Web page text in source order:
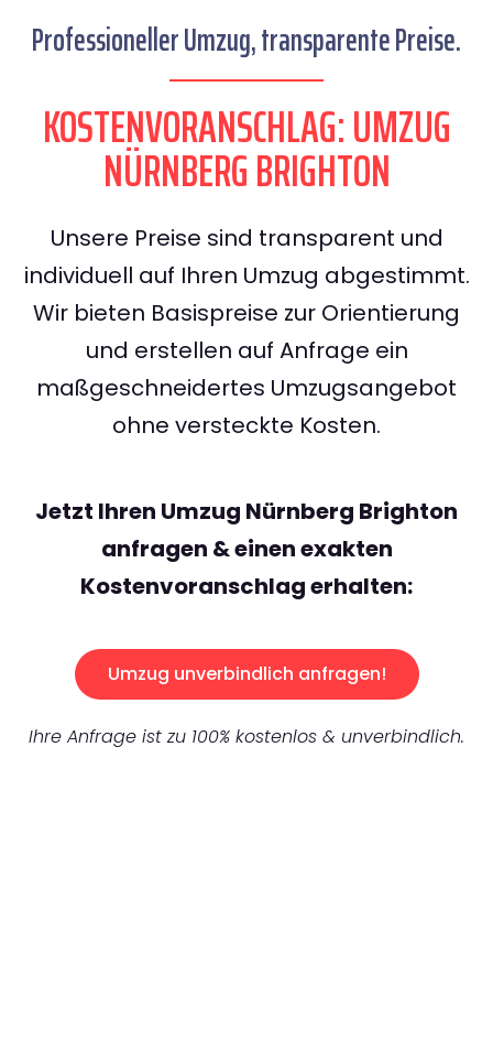
Professioneller Umzug, transparente Preise.
KOSTENVORANSCHLAG: UMZUG
NÜRNBERG BRIGHTON
Unsere Preise sind transparent und
individuell auf Ihren Umzug abgestimmt.
Wir bieten Basispreise zur Orientierung
und erstellen auf Anfrage ein
maßgeschneidertes Umzugsangebot
ohne versteckte Kosten.
Jetzt Ihren Umzug Nürnberg Brighton
anfragen & einen exakten
Kostenvoranschlag erhalten:
Umzug unverbindlich anfragen!
Ihre Anfrage ist zu 100% kostenlos & unverbindlich.